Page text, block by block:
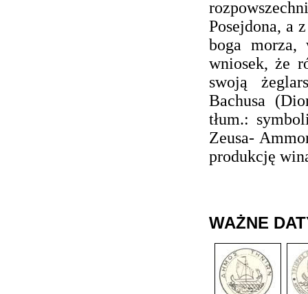
Posejdona, a
boga morza,
wniosek, że
swoją
Bachusa
tłum.:
Zeusa-
produkcję
WAŻNE